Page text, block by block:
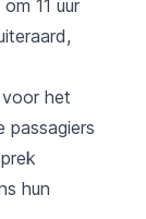
11 uur
het
passagiers
hun